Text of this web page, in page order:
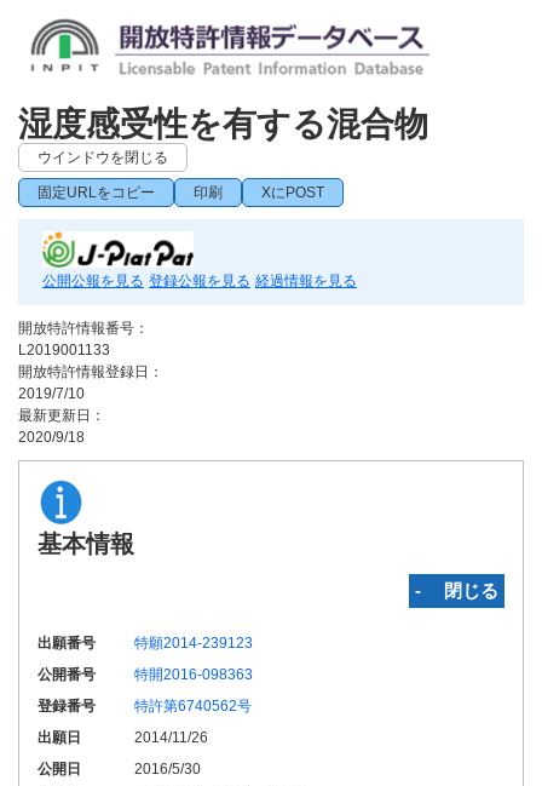
湿度感受性を有する混合物
ウインドウを閉じる
固定URLをコピー 印刷 XにPOST
公開公報を見る 登録公報を見る 経過情報を見る
開放特許情報番号：
L2019001133
開放特許情報登録日：
2019/7/10
最新更新日：
2020/9/18
基本情報
‐ 閉じる
出願番号
特願2014-239123
公開番号
特開2016-098363
登録番号
特許第6740562号
出願日
2014/11/26
公開日
2016/5/30